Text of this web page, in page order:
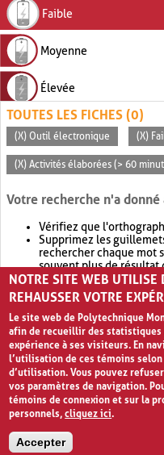
Faible
Moyenne
Élevée
TOUTES LES FICHES (0)
(X) Outil électronique (X)
(X) Activités élaborées (> 60
Votre recherche n'a
Vérifiez que
Supprimez les
rechercher chaque mot
souvent plus de résultat
Envisagez d'élargir
retournera souvent
NOTRE SITE WEB UTILISE
REHAUSSER VOTRE
Le site web de Polytechnique
afin de recueillir des
expérience à ses visiteurs. En
l’utilisation de ces témoins
d’utilisation. Vous pouvez
vos paramètres de navigation.
témoins de connexion et sur la
personnels,cliquez ici.
Accepter